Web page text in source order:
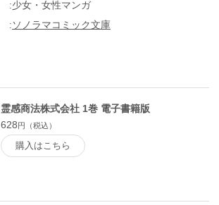
少女・女性マンガ
ソノラマコミック文庫
霊感商法株式会社 1巻 電子書籍版
628円（税込）
購入はこちら